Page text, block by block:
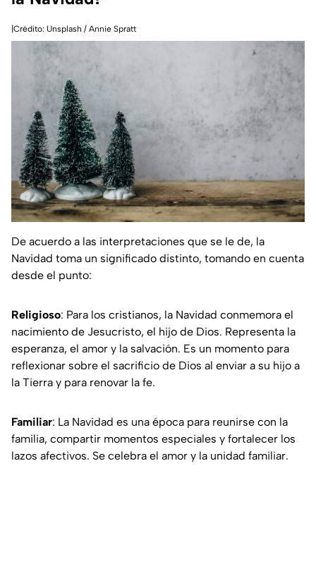
|Crédito: Unsplash / Annie Spratt
De acuerdo a las interpretaciones que se le de, la
Navidad toma un significado distinto, tomando en cuenta
desde el punto:
Religioso: Para los cristianos, la Navidad conmemora el
nacimiento de Jesucristo, el hijo de Dios. Representa la
esperanza, el amor y la salvación. Es un momento para
reflexionar sobre el sacrificio de Dios al enviar a su hijo a
la Tierra y para renovar la fe.
Familiar: La Navidad es una época para reunirse con la
familia, compartir momentos especiales y fortalecer los
lazos afectivos. Se celebra el amor y la unidad familiar.